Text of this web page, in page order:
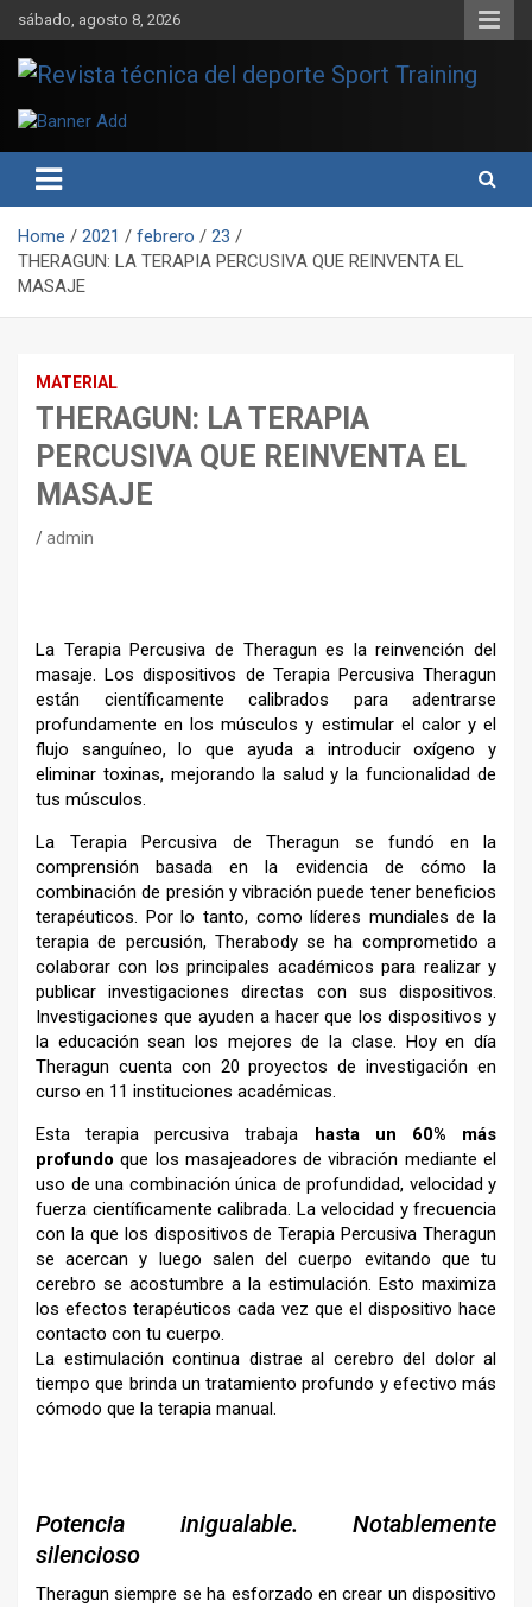
Skip
to
content
sábado, agosto 8, 2026
Revista técnica del deporte
Sport Training
rendimiento, nutrición y entrenamiento.
Home 2021 febrero
23
THERAGUN: LA TERAPIA PERCUSIVA QUE REINVENTA EL
MASAJE
MATERIAL
THERAGUN: LA TERAPIA
PERCUSIVA QUE REINVENTA EL
MASAJE
admin
La Terapia Percusiva de Theragun es la reinvención del
masaje. Los dispositivos de Terapia Percusiva Theragun
están científicamente calibrados para adentrarse
profundamente en los músculos y estimular el calor y el
flujo sanguíneo, lo que ayuda a introducir oxígeno y
eliminar toxinas, mejorando la salud y la funcionalidad de
tus músculos.
La Terapia Percusiva de Theragun se fundó en la
comprensión basada en la evidencia de cómo la
combinación de presión y vibración puede tener beneficios
terapéuticos. Por lo tanto, como líderes mundiales de la
terapia de percusión, Therabody se ha comprometido a
colaborar con los principales académicos para realizar y
publicar investigaciones directas con sus dispositivos.
Investigaciones que ayuden a hacer que los dispositivos y
la educación sean los mejores de la clase. Hoy en día
Theragun cuenta con 20 proyectos de investigación en
curso en 11 instituciones académicas.
Esta terapia percusiva trabaja hasta un 60% más
profundo que los masajeadores de vibración mediante el
uso de una combinación única de profundidad, velocidad y
fuerza científicamente calibrada. La velocidad y frecuencia
con la que los dispositivos de Terapia Percusiva Theragun
se acercan y luego salen del cuerpo evitando que tu
cerebro se acostumbre a la estimulación. Esto maximiza
los efectos terapéuticos cada vez que el dispositivo hace
contacto con tu cuerpo.
La estimulación continua distrae al cerebro del dolor al
tiempo que brinda un tratamiento profundo y efectivo más
cómodo que la terapia manual.
Potencia inigualable. Notablemente
silencioso
Theragun siempre se ha esforzado en crear un dispositivo